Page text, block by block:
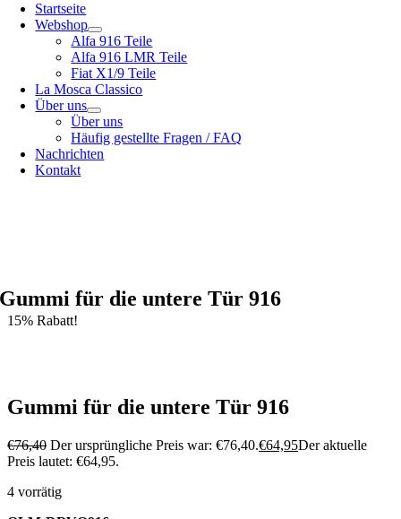
Startseite
Webshop
Alfa 916 Teile
Alfa 916 LMR Teile
Fiat X1/9 Teile
La Mosca Classico
Über uns
Über uns
Häufig gestellte Fragen / FAQ
Nachrichten
Kontakt
Gummi für die untere Tür 916
15% Rabatt!
Gummi für die untere Tür 916
€76,40 Der ursprüngliche Preis war: €76,40.€64,95Der aktuelle
Preis lautet: €64,95.
4 vorrätig